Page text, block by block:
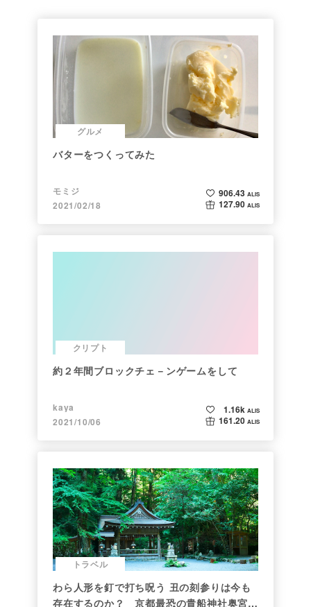
グルメ
バターをつくってみた
モミジ
2021/02/18
906.43 ALIS
127.90 ALIS
クリプト
約２年間ブロックチェ－ンゲームをして
kaya
2021/10/06
1.16k ALIS
161.20 ALIS
トラベル
わら人形を釘で打ち呪う 丑の刻参りは今も
存在するのか？ 京都最恐の貴船神社奥宮を